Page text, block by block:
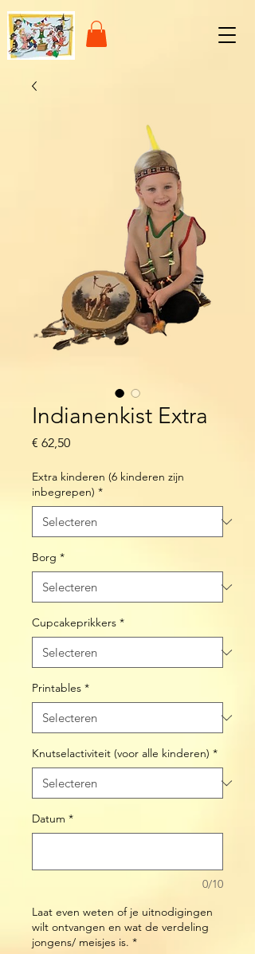
Indianenkist Extra
€ 62,50Prijs
Extra kinderen (6 kinderen zijn
inbegrepen) *
Borg *
Cupcakeprikkers *
Printables *
Knutselactiviteit (voor alle kinderen) *
Datum *
0/10
Laat even weten of je uitnodigingen
wilt ontvangen en wat de verdeling
jongens/ meisjes is. *